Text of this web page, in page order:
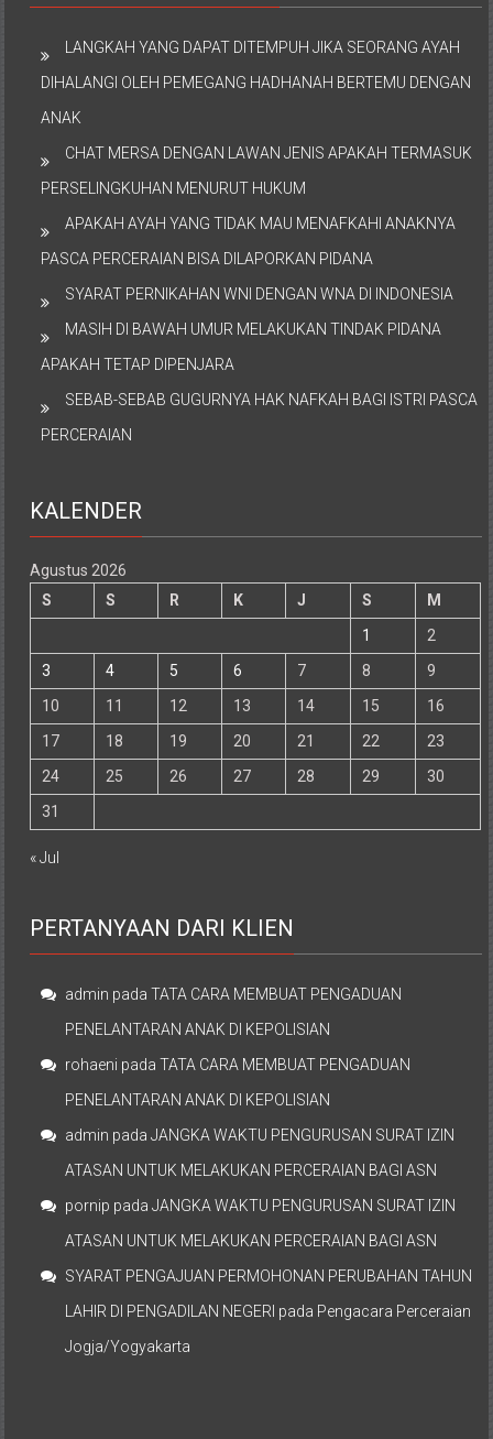
LANGKAH YANG DAPAT DITEMPUH JIKA SEORANG AYAH
DIHALANGI OLEH PEMEGANG HADHANAH BERTEMU DENGAN
ANAK
CHAT MERSA DENGAN LAWAN JENIS APAKAH TERMASUK
PERSELINGKUHAN MENURUT HUKUM
APAKAH AYAH YANG TIDAK MAU MENAFKAHI ANAKNYA
PASCA PERCERAIAN BISA DILAPORKAN PIDANA
SYARAT PERNIKAHAN WNI DENGAN WNA DI INDONESIA
MASIH DI BAWAH UMUR MELAKUKAN TINDAK PIDANA
APAKAH TETAP DIPENJARA
SEBAB-SEBAB GUGURNYA HAK NAFKAH BAGI ISTRI PASCA
PERCERAIAN
KALENDER
Agustus 2026
S
S R K J S
M
1
2
3
4 5 6 7 8
9
10
11 12 13 14 15
16
17
18 19 20 21 22
23
24
25 26 27 28 29
30
31
« Jul
PERTANYAAN DARI KLIEN
admin padaTATA CARA MEMBUAT PENGADUAN
PENELANTARAN ANAK DI KEPOLISIAN
rohaeni padaTATA CARA MEMBUAT PENGADUAN
PENELANTARAN ANAK DI KEPOLISIAN
admin padaJANGKA WAKTU PENGURUSAN SURAT IZIN
ATASAN UNTUK MELAKUKAN PERCERAIAN BAGI ASN
pornip padaJANGKA WAKTU PENGURUSAN SURAT IZIN
ATASAN UNTUK MELAKUKAN PERCERAIAN BAGI ASN
SYARAT PENGAJUAN PERMOHONAN PERUBAHAN TAHUN
LAHIR DI PENGADILAN NEGERI pada Pengacara Perceraian
Jogja/Yogyakarta